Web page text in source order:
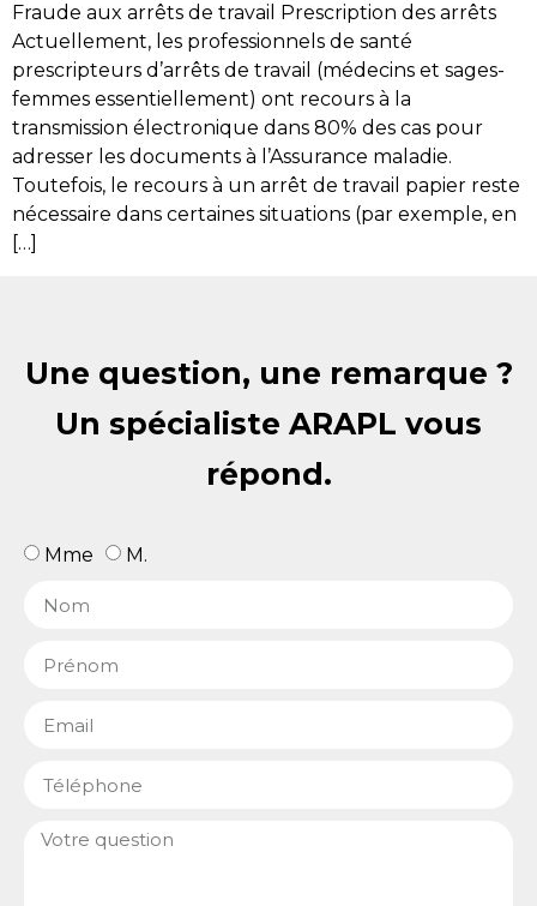
Fraude aux arrêts de travail Prescription des arrêts
Actuellement, les professionnels de santé
prescripteurs d’arrêts de travail (médecins et sages-
femmes essentiellement) ont recours à la
transmission électronique dans 80% des cas pour
adresser les documents à l’Assurance maladie.
Toutefois, le recours à un arrêt de travail papier reste
nécessaire dans certaines situations (par exemple, en
[…]
Une question, une remarque ?
Un spécialiste ARAPL vous
répond.
Mme M.